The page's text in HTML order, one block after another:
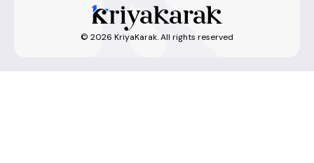
© 2026 KriyaKarak. All rights reserved